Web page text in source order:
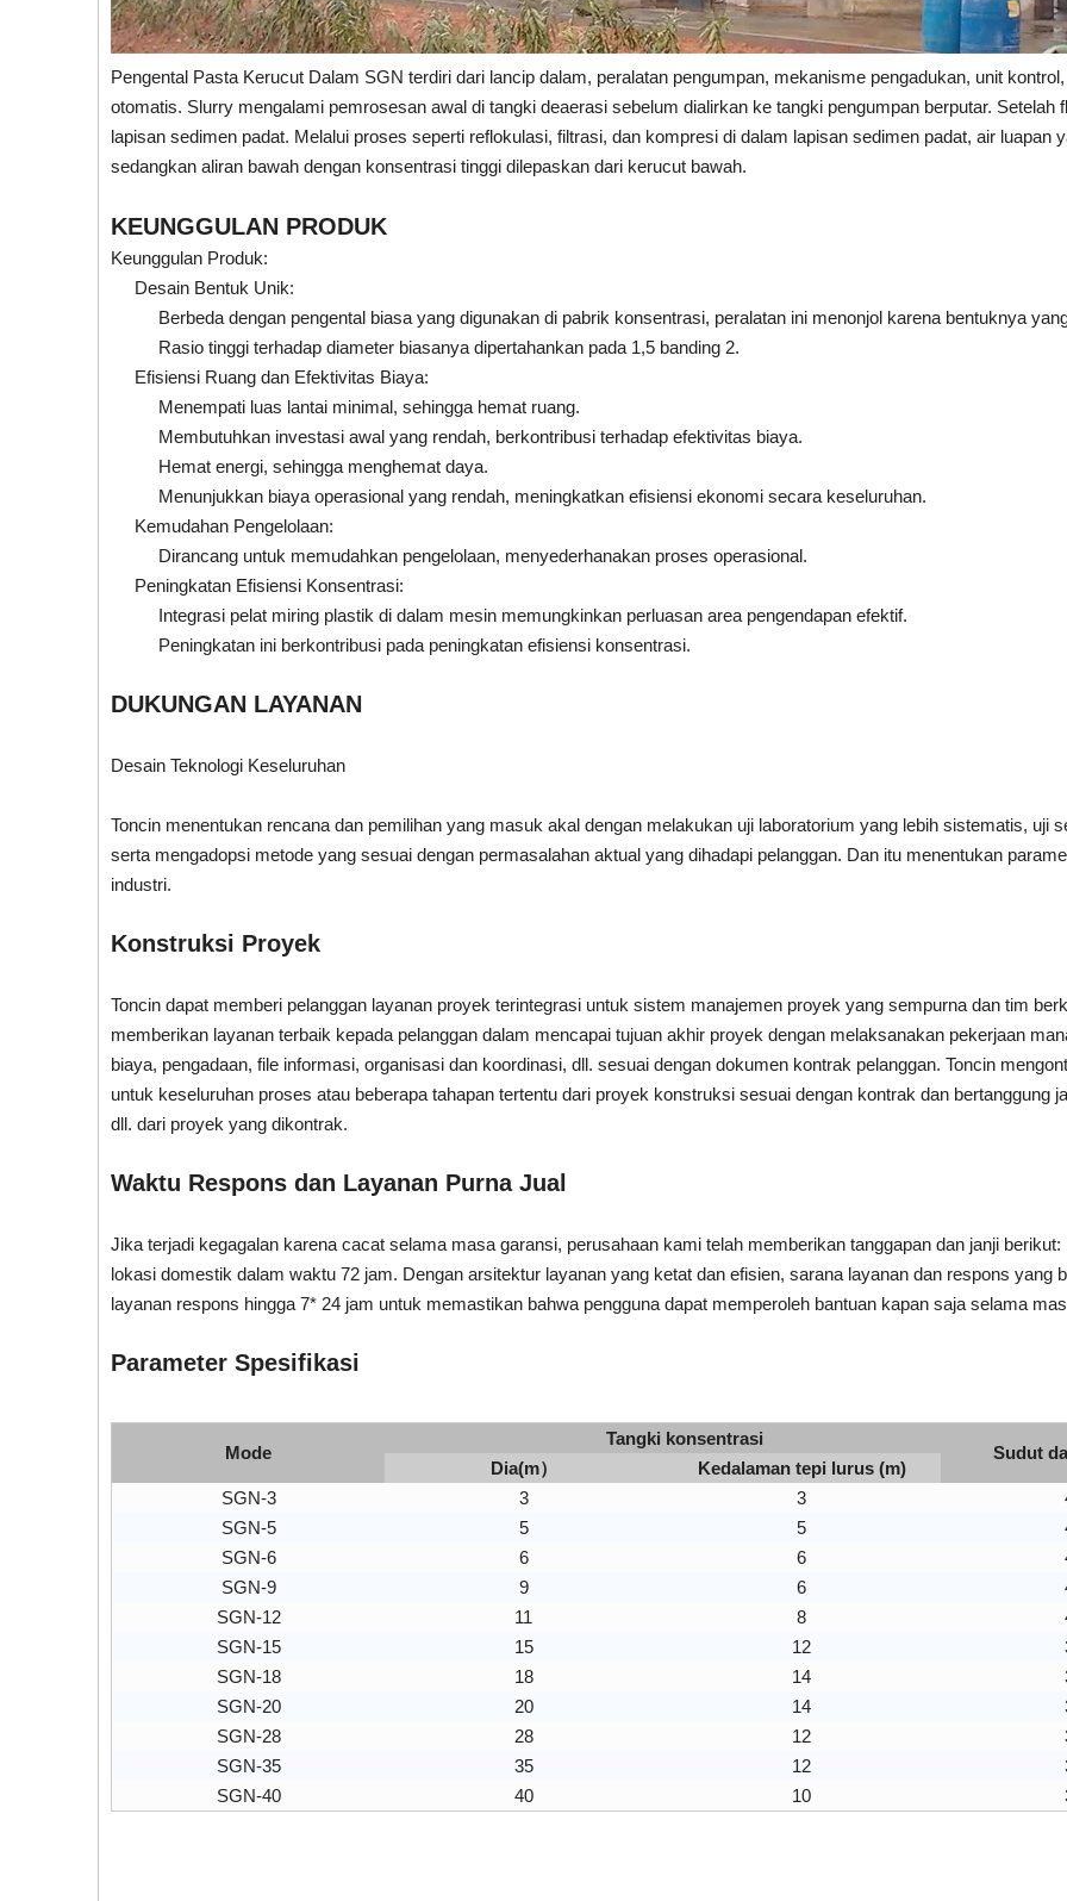
Pengental Pasta Kerucut Dalam SGN terdiri dari lancip dalam, peralatan pengumpan, mekanisme pengadukan, unit
otomatis. Slurry mengalami pemrosesan awal di tangki deaerasi sebelum dialirkan ke tangki pengumpan berputar.
lapisan sedimen padat. Melalui proses seperti reflokulasi, filtrasi, dan kompresi di dalam lapisan sedimen padat, air luapan
sedangkan aliran bawah dengan konsentrasi tinggi dilepaskan dari kerucut bawah.
KEUNGGULAN PRODUK
Keunggulan Produk:
Desain Bentuk Unik:
Berbeda dengan pengental biasa yang digunakan di pabrik konsentrasi, peralatan ini menonjol karena bentuknya
Rasio tinggi terhadap diameter biasanya dipertahankan pada 1,5 banding 2.
Efisiensi Ruang dan Efektivitas Biaya:
Menempati luas lantai minimal, sehingga hemat ruang.
Membutuhkan investasi awal yang rendah, berkontribusi terhadap efektivitas biaya.
Hemat energi, sehingga menghemat daya.
Menunjukkan biaya operasional yang rendah, meningkatkan efisiensi ekonomi secara keseluruhan.
Kemudahan Pengelolaan:
Dirancang untuk memudahkan pengelolaan, menyederhanakan proses operasional.
Peningkatan Efisiensi Konsentrasi:
Integrasi pelat miring plastik di dalam mesin memungkinkan perluasan area pengendapan efektif.
Peningkatan ini berkontribusi pada peningkatan efisiensi konsentrasi.
DUKUNGAN LAYANAN
Desain Teknologi Keseluruhan
Toncin menentukan rencana dan pemilihan yang masuk akal dengan melakukan uji laboratorium yang lebih sistematis, uji
serta mengadopsi metode yang sesuai dengan permasalahan aktual yang dihadapi pelanggan. Dan itu menentukan
industri.
Konstruksi Proyek
Toncin dapat memberi pelanggan layanan proyek terintegrasi untuk sistem manajemen proyek yang sempurna dan tim
memberikan layanan terbaik kepada pelanggan dalam mencapai tujuan akhir proyek dengan melaksanakan pekerjaan
biaya, pengadaan, file informasi, organisasi dan koordinasi, dll. sesuai dengan dokumen kontrak pelanggan. Toncin
untuk keseluruhan proses atau beberapa tahapan tertentu dari proyek konstruksi sesuai dengan kontrak dan bertanggung
dll. dari proyek yang dikontrak.
Waktu Respons dan Layanan Purna Jual
Jika terjadi kegagalan karena cacat selama masa garansi, perusahaan kami telah memberikan tanggapan dan janji
lokasi domestik dalam waktu 72 jam. Dengan arsitektur layanan yang ketat dan efisien, sarana layanan dan respons yang
layanan respons hingga 7* 24 jam untuk memastikan bahwa pengguna dapat memperoleh bantuan kapan saja selama
Parameter Spesifikasi
Mode
Tangki konsentrasi
Sudut
Dia(m）
Kedalaman tepi lurus (m)
SGN-3
3 3
SGN-5
5 5
SGN-6
6 6
SGN-9
9 6
SGN-12
11 8
SGN-15
15 12
SGN-18
18 14
SGN-20
20 14
SGN-28
28 12
SGN-35
35 12
SGN-40
40 10